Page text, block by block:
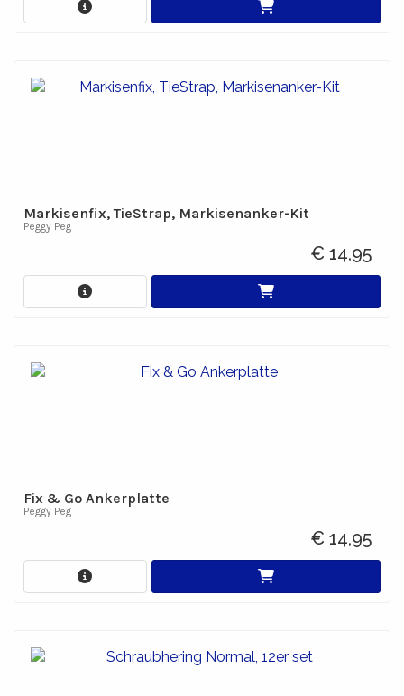
Markisenfix, TieStrap, Markisenanker-Kit
Peggy Peg
€ 14,95
Fix & Go Ankerplatte
Peggy Peg
€ 14,95